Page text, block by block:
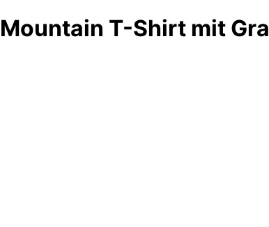
Mountain T-Shirt mit